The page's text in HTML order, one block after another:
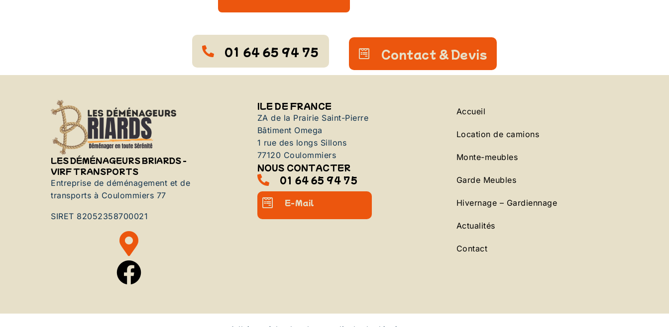
01 64 65 94 75 Contact & Devis
LES DÉMÉNAGEURS BRIARDS -
VIRF TRANSPORTS
Entreprise de déménagement et de
transports à Coulommiers 77
SIRET 82052358700021
ILE DE FRANCE
ZA de la Prairie Saint-Pierre
Bâtiment Omega
1 rue des longs Sillons
77120 Coulommiers
NOUS CONTACTER
01 64 65 94 75
E-Mail
Accueil
Location de camions
Monte-meubles
Garde Meubles
Hivernage – Gardiennage
Actualités
Contact